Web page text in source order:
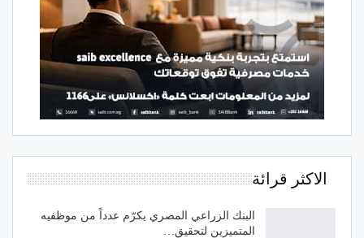
الاكثر قرائة
البنك الزراعي المصري يكرّم عدداً من موظفيه
المتميزين لتحقيق…